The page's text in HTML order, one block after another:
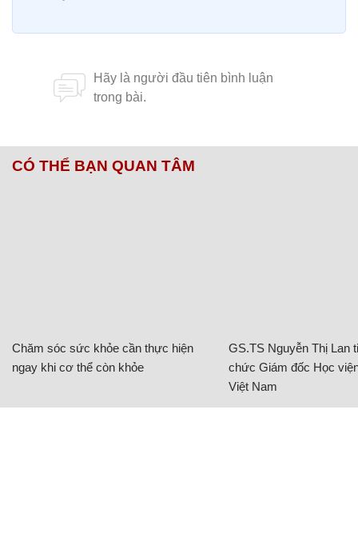
CÓ THỂ BẠN QUAN TÂM
Chăm sóc sức khỏe cần thực hiện
ngay khi cơ thể còn khỏe
GS.TS Nguyễn Thị Lan
chức Giám đốc Học
Việt Nam